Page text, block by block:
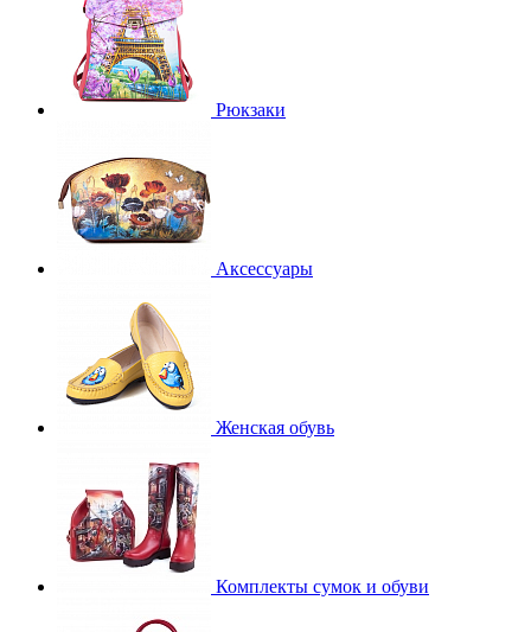
Рюкзаки
Аксессуары
Женская обувь
Комплекты сумок и обуви